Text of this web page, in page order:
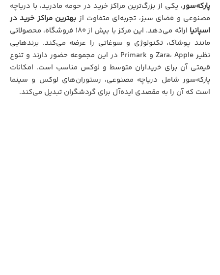
پارکه‌سور، یکی از بزرگ‌ترین مراکز خرید در حومه مادرید، با دریاچه
مصنوعی و فضای سبز، تجربه‌ای متفاوت از بهترین مراکز خرید در
اسپانیا
ارائه می‌دهد. این مرکز با بیش از ۱۸۰ فروشگاه، محصولاتی
مانند پوشاک، تکنولوژی و سوغاتی را عرضه می‌کند. برندهایی
نظیر Zara، Apple و Primark در این مجموعه حضور دارند و تنوع
قیمتی آن برای خریداران متوسط و لوکس مناسب است. امکانات
پارکه‌سور شامل دریاچه مصنوعی، رستوران‌های لوکس و سینما
است که آن را به مقصدی ایده‌آل برای گردشگران تبدیل می‌کند.